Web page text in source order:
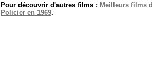
Pour découvrir d'autres films : Meilleurs films
Policier en 1969.